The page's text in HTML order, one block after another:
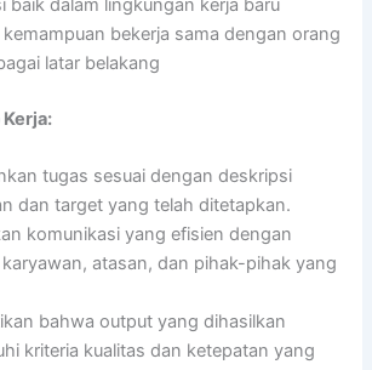
baik dalam lingkungan kerja baru
kemampuan bekerja sama dengan orang
latar belakang
tugas sesuai dengan deskripsi
dan target yang telah ditetapkan.
komunikasi yang efisien dengan
atasan, dan pihak-pihak yang
bahwa output yang dihasilkan
kriteria kualitas dan ketepatan yang